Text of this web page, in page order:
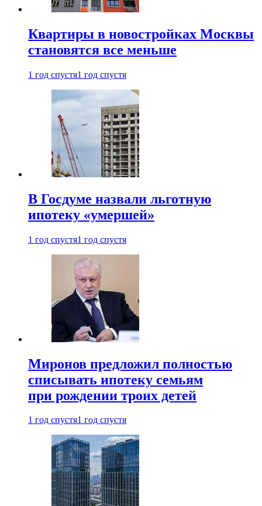
Квартиры в новостройках Москвы
становятся все меньше
1 год спустя1 год спустя
В Госдуме назвали льготную
ипотеку «умершей»
1 год спустя1 год спустя
Миронов предложил полностью
списывать ипотеку семьям
при рождении троих детей
1 год спустя1 год спустя